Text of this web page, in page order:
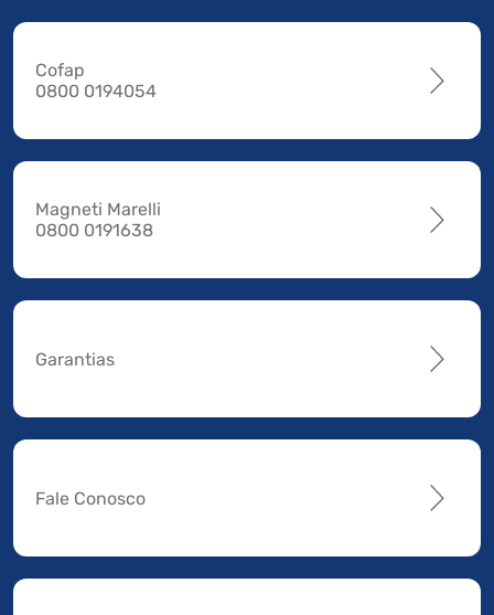
Cofap
0800 0194054
Magneti Marelli
0800 0191638
Garantias
Fale Conosco